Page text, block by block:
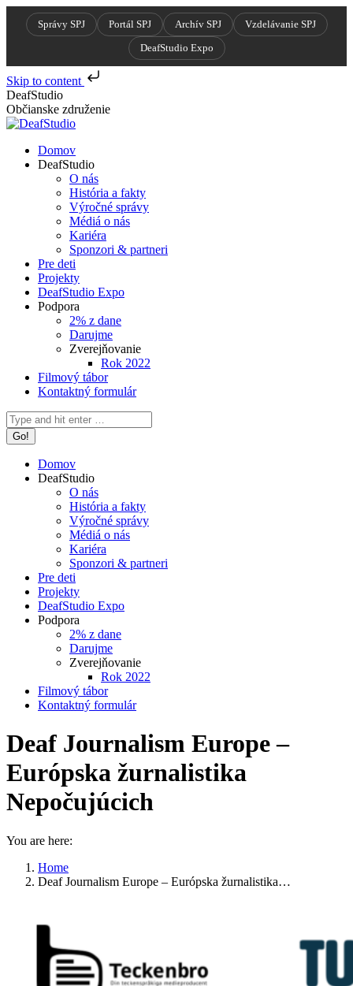
Správy SPJ Portál SPJ Archív SPJ
Vzdelávanie SPJ
DeafStudio Expo
Skip to content
Skip
to
content
DeafStudio
Občianske združenie
Domov
DeafStudio
O nás
História a fakty
Výročné správy
Médiá o nás
Kariéra
Sponzori & partneri
Pre deti
Projekty
DeafStudio Expo
Podpora
2% z dane
Darujme
Zverejňovanie
Rok 2022
Filmový tábor
Kontaktný formulár
Search:
Domov
DeafStudio
O nás
História a fakty
Výročné správy
Médiá o nás
Kariéra
Sponzori & partneri
Pre deti
Projekty
DeafStudio Expo
Podpora
2% z dane
Darujme
Zverejňovanie
Rok 2022
Filmový tábor
Kontaktný formulár
Deaf Journalism Europe –
Európska žurnalistika
Nepočujúcich
You are here:
Home
Deaf Journalism Europe – Európska žurnalistika…